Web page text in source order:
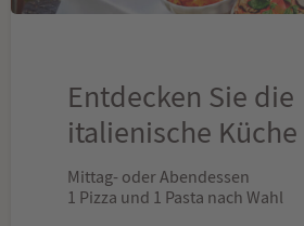
Entdecken Sie die
italienische Küche
Mittag- oder Abendessen
1 Pizza und 1 Pasta nach Wahl